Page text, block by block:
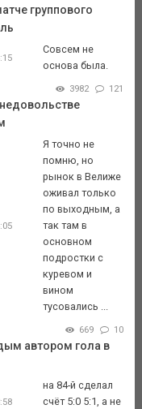
группового
Совсем не
основа была.
3982 121
Я точно не
помню, но
рынок в Велиже
оживал только
по выходным, а
так там в
основном
подростки с
куревом и
вином
тусовались ...
669 10
автором гола в
на 84-й сделал
счёт 5:0 5:1, а не